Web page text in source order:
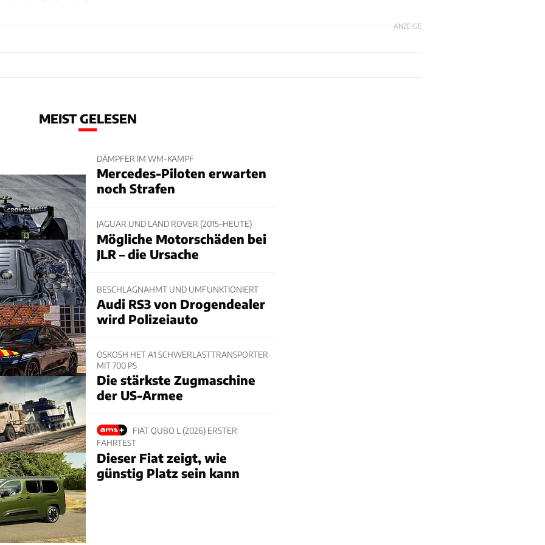
ANZEIGE
MEIST GELESEN
DÄMPFER IM WM-KAMPF
Mercedes-Piloten erwarten
noch Strafen
JAGUAR UND LAND ROVER (2015–HEUTE)
Mögliche Motorschäden bei
JLR – die Ursache
BESCHLAGNAHMT UND UMFUNKTIONIERT
Audi RS3 von Drogendealer
wird Polizeiauto
OSKOSH HET A1 SCHWERLASTTRANSPORTER
MIT 700 PS
Die stärkste Zugmaschine
der US-Armee
FIAT QUBO L (2026) ERSTER
FAHRTEST
Dieser Fiat zeigt, wie
günstig Platz sein kann